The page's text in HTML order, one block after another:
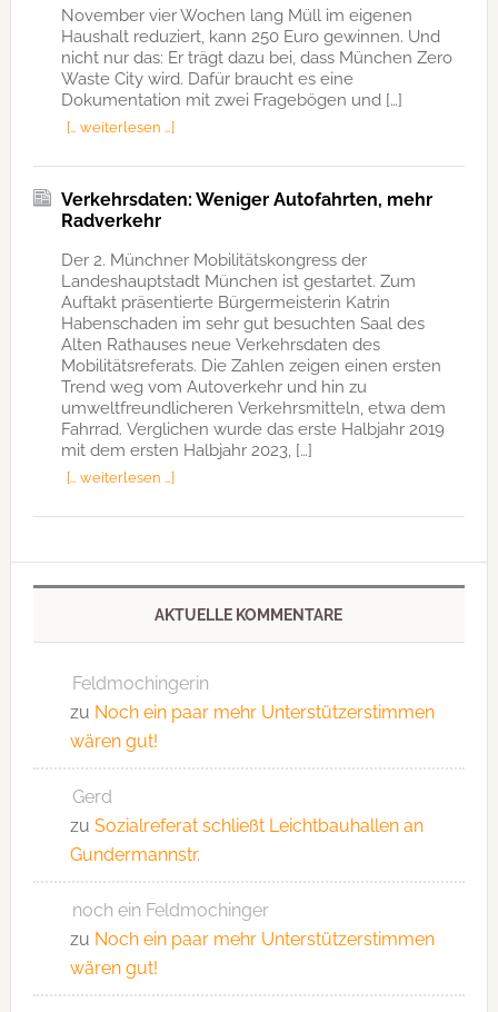
November vier Wochen lang Müll im eigenen
Haushalt reduziert, kann 250 Euro gewinnen. Und
nicht nur das: Er trägt dazu bei, dass München Zero
Waste City wird. Dafür braucht es eine
Dokumentation mit zwei Fragebögen und […]
[… weiterlesen …]
Verkehrsdaten: Weniger Autofahrten, mehr
Radverkehr
Der 2. Münchner Mobilitätskongress der
Landeshauptstadt München ist gestartet. Zum
Auftakt präsentierte Bürgermeisterin Katrin
Habenschaden im sehr gut besuchten Saal des
Alten Rathauses neue Verkehrsdaten des
Mobilitätsreferats. Die Zahlen zeigen einen ersten
Trend weg vom Autoverkehr und hin zu
umweltfreundlicheren Verkehrsmitteln, etwa dem
Fahrrad. Verglichen wurde das erste Halbjahr 2019
mit dem ersten Halbjahr 2023, […]
[… weiterlesen …]
AKTUELLE KOMMENTARE
Feldmochingerin
zu Noch ein paar mehr Unterstützerstimmen
wären gut!
Gerd
zu Sozialreferat schließt Leichtbauhallen an
Gundermannstr.
noch ein Feldmochinger
zu Noch ein paar mehr Unterstützerstimmen
wären gut!